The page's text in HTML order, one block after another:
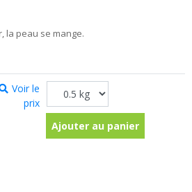
la peau se mange.
Voir le
prix
Ajouter au panier